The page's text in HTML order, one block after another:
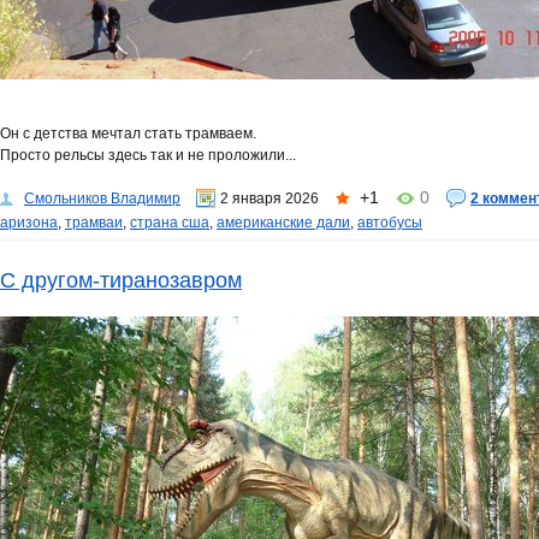
Он с детства мечтал стать трамваем.
Просто рельсы здесь так и не проложили...
Смольников Владимир 2 января 2026 +1 0
2
аризона, трамваи, страна сша, американские дали, автобусы
С другом-тиранозавром